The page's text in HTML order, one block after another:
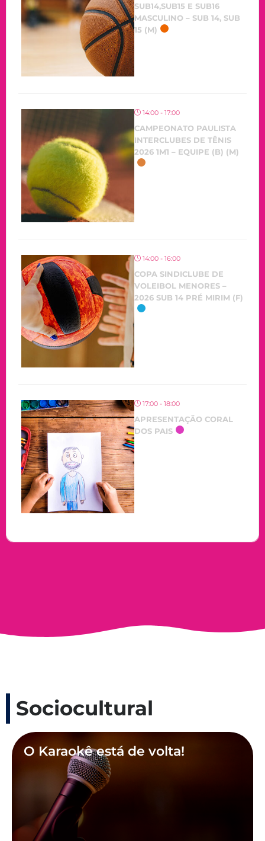
SUB14,SUB15 E SUB16
MASCULINO – SUB 14, SUB
15 (M)
14:00 - 17:00
CAMPEONATO PAULISTA
INTERCLUBES DE TÊNIS
2026 1M1 – EQUIPE (B) (M)
14:00 - 16:00
COPA SINDICLUBE DE
VOLEIBOL MENORES –
2026 SUB 14 PRÉ MIRIM (F)
17:00 - 18:00
APRESENTAÇÃO CORAL
DOS PAIS
Sociocultural
O Karaokê está de volta!